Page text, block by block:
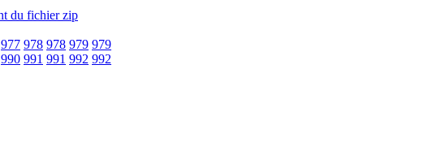
977 978 978 979 979
990 991 991 992 992